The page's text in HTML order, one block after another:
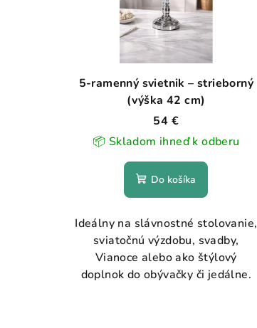
5-ramenný svietnik – strieborný
(výška 42 cm)
54 €
📦 Skladom ihneď k odberu
Do košíka
Ideálny na slávnostné stolovanie,
sviatočnú výzdobu, svadby,
Vianoce alebo ako štýlový
doplnok do obývačky či jedálne.